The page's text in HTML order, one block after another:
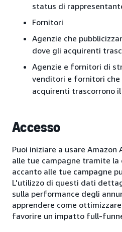
status di
Fornitori
Agenzie che
dove gli acquirenti
Agenzie e fornitori di
venditori e fornitori che
acquirenti trascorrono
Accesso
Puoi iniziare a usare
alle tue campagne tramite la
accanto alle tue campagne
L'utilizzo di questi dati
sulla performance degli
apprendere come
favorire un impatto full-